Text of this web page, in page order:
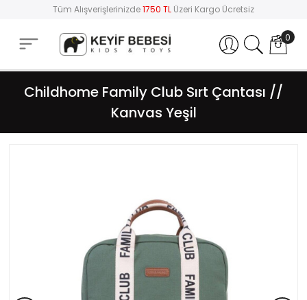
Tüm Alışverişlerinizde1750 TL Üzeri Kargo Ücretsiz
Hesabım 0
Childhome Family Club Sırt Çantası //
Kanvas Yeşil